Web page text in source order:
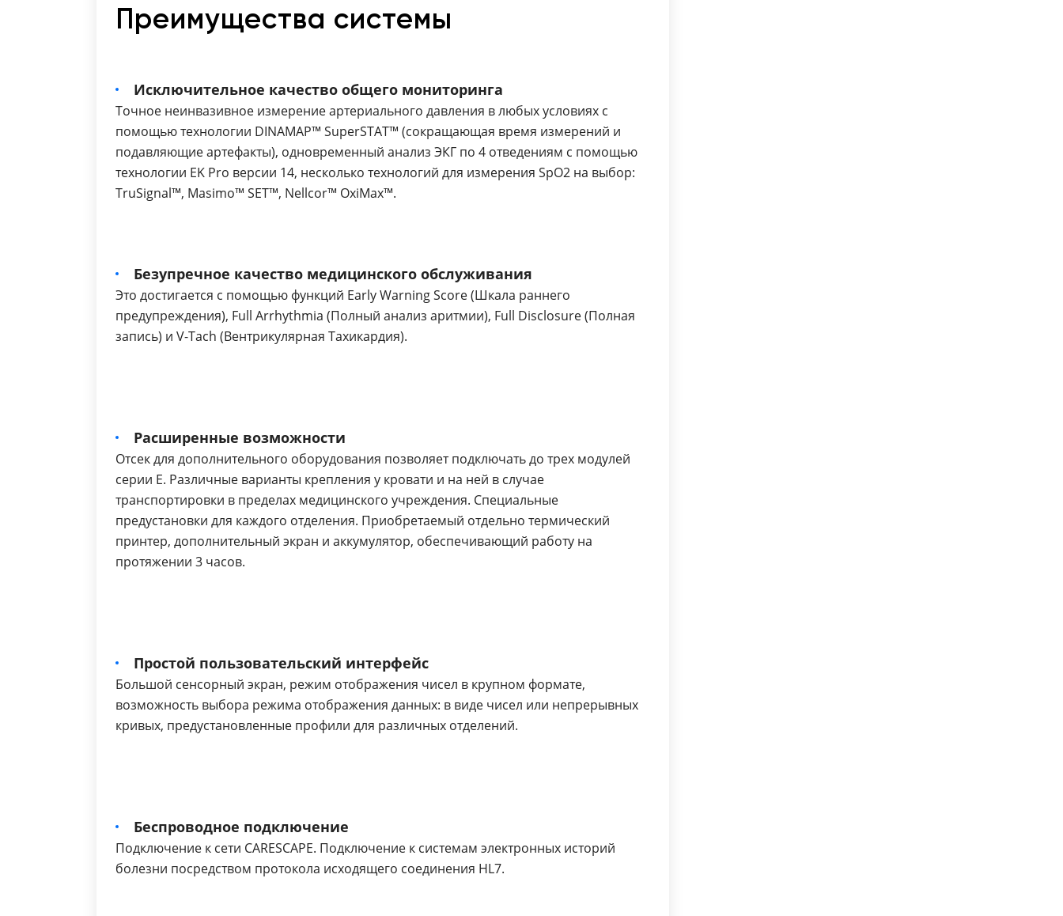
Преимущества системы
Исключительное качество общего мониторинга
Точное неинвазивное измерение артериального давления в любых условиях с
помощью технологии DINAMAP™ SuperSTAT™ (сокращающая время измерений и
подавляющие артефакты), одновременный анализ ЭКГ по 4 отведениям с помощью
технологии EK Pro версии 14, несколько технологий для измерения SpO2 на выбор:
TruSignal™, Masimo™ SET™, Nellcor™ OxiMax™.
Безупречное качество медицинского обслуживания
Это достигается с помощью функций Early Warning Score (Шкала раннего
предупреждения), Full Arrhythmia (Полный анализ аритмии), Full Disclosure (Полная
запись) и V-Tach (Вентрикулярная Тахикардия).
Расширенные возможности
Отсек для дополнительного оборудования позволяет подключать до трех модулей
серии E. Различные варианты крепления у кровати и на ней в случае
транспортировки в пределах медицинского учреждения. Специальные
предустановки для каждого отделения. Приобретаемый отдельно термический
принтер, дополнительный экран и аккумулятор, обеспечивающий работу на
протяжении 3 часов.
Простой пользовательский интерфейс
Большой сенсорный экран, режим отображения чисел в крупном формате,
возможность выбора режима отображения данных: в виде чисел или непрерывных
кривых, предустановленные профили для различных отделений.
Беспроводное подключение
Подключение к сети CARESCAPE. Подключение к системам электронных историй
болезни посредством протокола исходящего соединения HL7.